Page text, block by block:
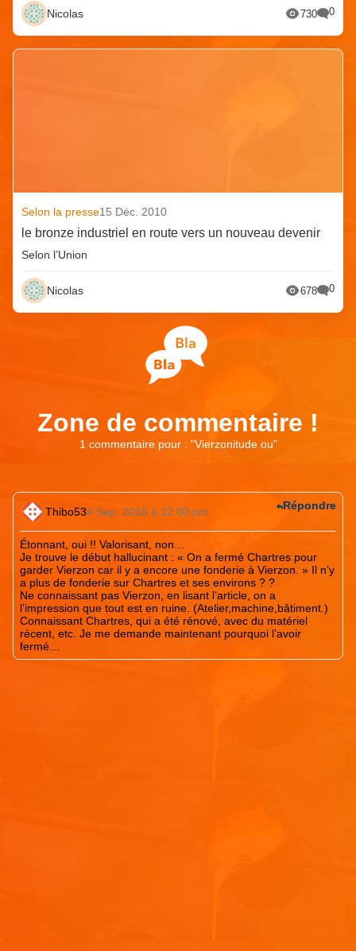
Nicolas 730 0
Selon la presse15 Déc. 2010
le bronze industriel en route vers un nouveau devenir
Selon l’Union
Nicolas 678 0
Zone de commentaire !
1 commentaire pour : "Vierzonitude ou"
Thibo534 Sep. 2016 à 12:00 pm
Étonnant, oui !! Valorisant, non…
Je trouve le début hallucinant : « On a fermé Chartres pour
garder Vierzon car il y a encore une fonderie à Vierzon. » Il n’y
a plus de fonderie sur Chartres et ses environs ? ?
Ne connaissant pas Vierzon, en lisant l’article, on a
l’impression que tout est en ruine. (Atelier,machine,bâtiment.)
Connaissant Chartres, qui a été rénové, avec du matériel
récent, etc. Je me demande maintenant pourquoi l’avoir
fermé…
Répondre